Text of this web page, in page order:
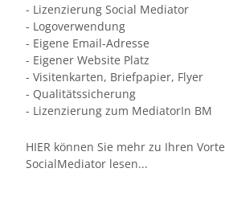
- Lizenzierung Social Mediator
- Logoverwendung
- Eigene Email-Adresse
- Eigener Website Platz
- Visitenkarten, Briefpapier, Flyer
- Qualitätssicherung
- Lizenzierung zum MediatorIn BM
HIER können Sie mehr zu Ihren
SocialMediator lesen...